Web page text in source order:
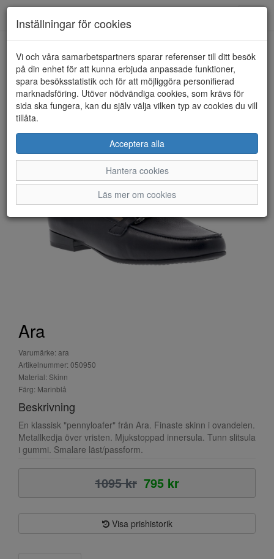
HEM ARA
Ara
Varumärke: ara
Artikelnummer: 050950
Material: Skinn
Färg: Marinblå
Beskrivning
En klassisk "pennyloafer" från Ara. Finaste skinn i ovandelen.
Metallkedja över vristen. Mjukstoppad innersula. Tunn slitsula
i gummi. Smalare läst/passform.
1095 kr 795 kr
Visa prishistorik
Inställningar för cookies
Vi och våra samarbetspartners sparar referenser till ditt besök
på din enhet för att kunna erbjuda anpassade funktioner,
spara besöksstatistik och för att möjliggöra personifierad
marknadsföring. Utöver nödvändiga cookies, som krävs för
sida ska fungera, kan du själv välja vilken typ av cookies du vill
tillåta.
Acceptera alla
Hantera cookies
Läs mer om cookies